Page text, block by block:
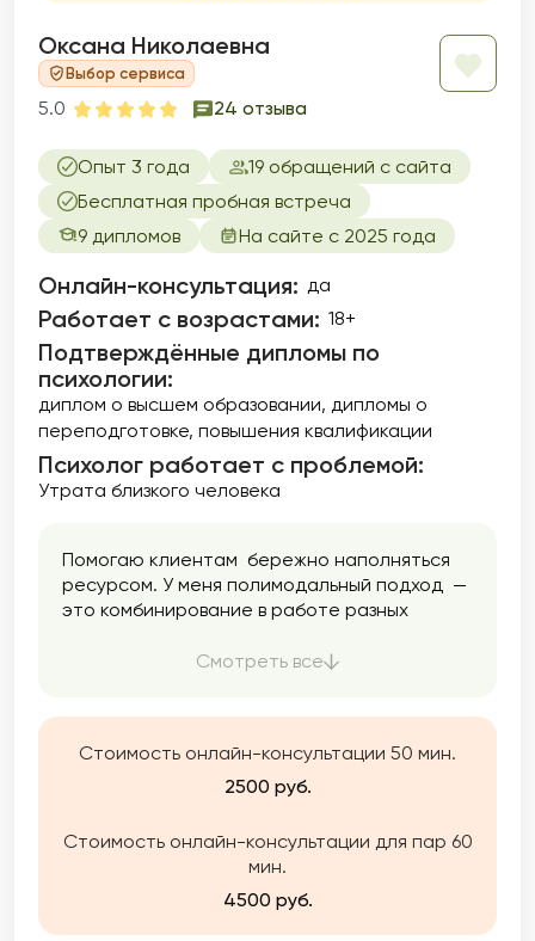
Оксана Николаевна
Выбор сервиса
5.0 24 отзыва
Опыт 3 года
19 обращений с сайта
Бесплатная пробная встреча
9 дипломов
На сайте с 2025 года
Онлайн-консультация: да
Работает с возрастами: 18+
Подтверждённые дипломы по
психологии:
диплом о высшем образовании дипломы о
переподготовке повышения квалификации
Психолог работает с проблемой:
Утрата близкого человека
Помогаю клиентам бережно наполняться
ресурсом. У меня полимодальный подход —
это комбинирование в работе разных
только проверенные методики. Помогаю
на автопилоте.
Смотреть все
Стоимость онлайн-консультации 50 мин.
2500 руб.
Стоимость онлайн-консультации для пар 60
мин.
4500 руб.